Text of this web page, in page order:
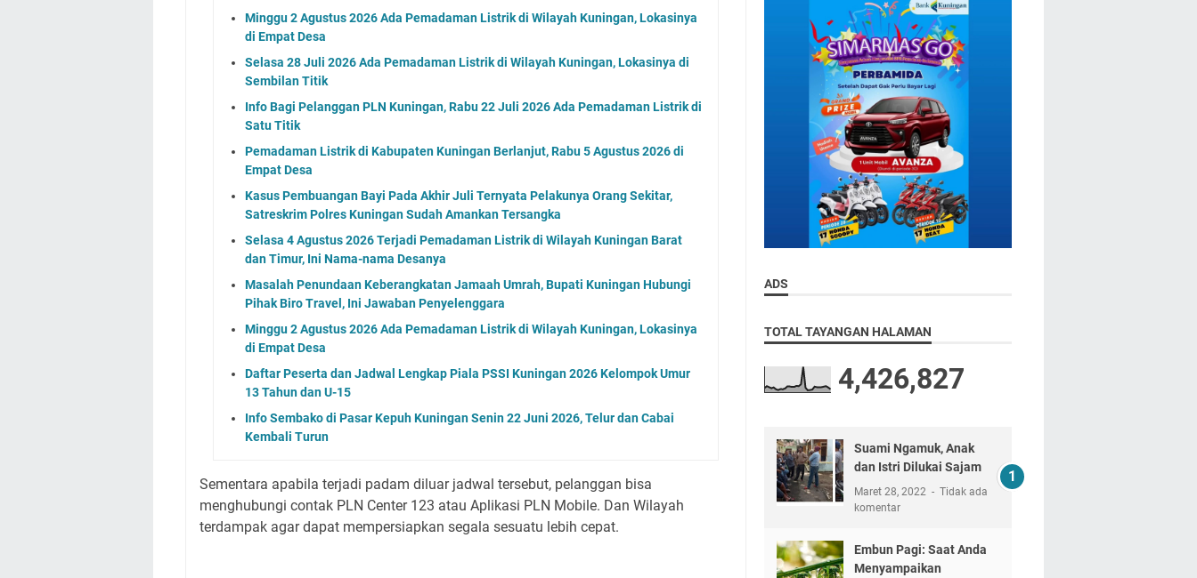
Minggu 2 Agustus 2026 Ada Pemadaman Listrik di Wilayah Kuningan, Lokasinya
di Empat Desa
Selasa 28 Juli 2026 Ada Pemadaman Listrik di Wilayah Kuningan, Lokasinya di
Sembilan Titik
Info Bagi Pelanggan PLN Kuningan, Rabu 22 Juli 2026 Ada Pemadaman Listrik di
Satu Titik
Pemadaman Listrik di Kabupaten Kuningan Berlanjut, Rabu 5 Agustus 2026 di
Empat Desa
Kasus Pembuangan Bayi Pada Akhir Juli Ternyata Pelakunya Orang Sekitar,
Satreskrim Polres Kuningan Sudah Amankan Tersangka
Selasa 4 Agustus 2026 Terjadi Pemadaman Listrik di Wilayah Kuningan Barat
dan Timur, Ini Nama-nama Desanya
Masalah Penundaan Keberangkatan Jamaah Umrah, Bupati Kuningan Hubungi
Pihak Biro Travel, Ini Jawaban Penyelenggara
Minggu 2 Agustus 2026 Ada Pemadaman Listrik di Wilayah Kuningan, Lokasinya
di Empat Desa
Daftar Peserta dan Jadwal Lengkap Piala PSSI Kuningan 2026 Kelompok Umur
13 Tahun dan U-15
Info Sembako di Pasar Kepuh Kuningan Senin 22 Juni 2026, Telur dan Cabai
Kembali Turun
Sementara apabila terjadi padam diluar jadwal tersebut, pelanggan bisa
menghubungi contak PLN Center 123 atau Aplikasi PLN Mobile. Dan Wilayah
terdampak agar dapat mempersiapkan segala sesuatu lebih cepat.
ADS
TOTAL TAYANGAN HALAMAN
4,426,827
Suami Ngamuk, Anak
dan Istri Dilukai Sajam
Maret 28, 2022
Tidak ada
komentar
Embun Pagi: Saat Anda
Menyampaikan